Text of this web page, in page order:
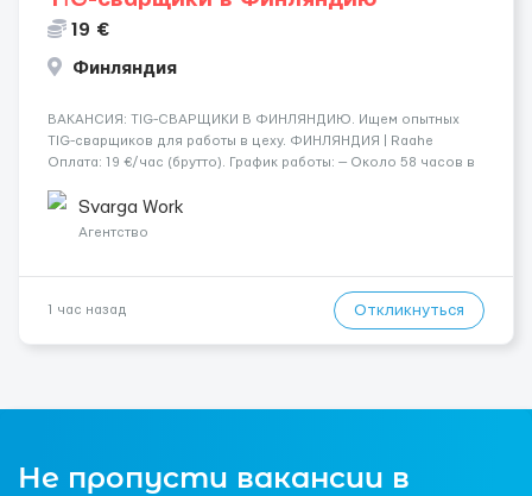
19 €
Финляндия
​​ВАКАНСИЯ: TIG-СВАРЩИКИ В ФИНЛЯНДИЮ. Ищем опытных
TIG-сварщиков для работы в цеху. ФИНЛЯНДИЯ | Raahe
Оплата: 19 €/час (брутто). График работы: — Около 58 часов в
переработки. Дата начала: — Как можно скорее....
Svarga Work
Агентство
1 час назад Откликнуться
Не пропусти вакансии в